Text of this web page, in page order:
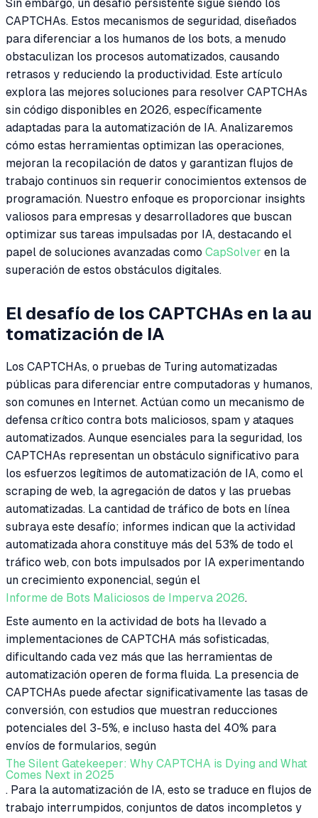
Sin embargo, un desafío persistente sigue siendo los
CAPTCHAs. Estos mecanismos de seguridad, diseñados
para diferenciar a los humanos de los bots, a menudo
obstaculizan los procesos automatizados, causando
retrasos y reduciendo la productividad. Este artículo
explora las mejores soluciones para resolver CAPTCHAs
sin código disponibles en 2026, específicamente
adaptadas para la automatización de IA. Analizaremos
cómo estas herramientas optimizan las operaciones,
mejoran la recopilación de datos y garantizan flujos de
trabajo continuos sin requerir conocimientos extensos de
programación. Nuestro enfoque es proporcionar insights
valiosos para empresas y desarrolladores que buscan
optimizar sus tareas impulsadas por IA, destacando el
papel de soluciones avanzadas como CapSolver en la
superación de estos obstáculos digitales.
El desafío de los CAPTCHAs en la au
tomatización de IA
Los CAPTCHAs, o pruebas de Turing automatizadas
públicas para diferenciar entre computadoras y humanos,
son comunes en Internet. Actúan como un mecanismo de
defensa crítico contra bots maliciosos, spam y ataques
automatizados. Aunque esenciales para la seguridad, los
CAPTCHAs representan un obstáculo significativo para
los esfuerzos legítimos de automatización de IA, como el
scraping de web, la agregación de datos y las pruebas
automatizadas. La cantidad de tráfico de bots en línea
subraya este desafío; informes indican que la actividad
automatizada ahora constituye más del 53% de todo el
tráfico web, con bots impulsados por IA experimentando
un crecimiento exponencial, según el
Informe de Bots Maliciosos de Imperva 2026.
Este aumento en la actividad de bots ha llevado a
implementaciones de CAPTCHA más sofisticadas,
dificultando cada vez más que las herramientas de
automatización operen de forma fluida. La presencia de
CAPTCHAs puede afectar significativamente las tasas de
conversión, con estudios que muestran reducciones
potenciales del 3-5%, e incluso hasta del 40% para
envíos de formularios, según
The Silent Gatekeeper: Why CAPTCHA is Dying and What
Comes Next in 2025
. Para la automatización de IA, esto se traduce en flujos de
trabajo interrumpidos, conjuntos de datos incompletos y